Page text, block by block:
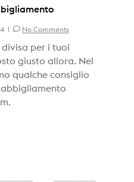
No Comments
per i tuoi
giusto allora. Nel
qualche consiglio